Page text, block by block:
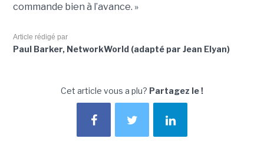
commande bien à l’avance. »
Article rédigé par
Paul Barker, NetworkWorld (adapté par Jean Elyan)
Cet article vous a plu? Partagez le !